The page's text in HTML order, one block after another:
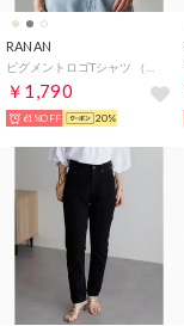
RANAN
￥1,790
61%OFF 20%